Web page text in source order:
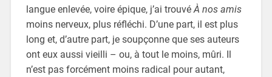
langue enlevée, voire épique, j’ai trouvéÀ nos amis
moins nerveux, plus réfléchi. D’une part, il est plus
long et, d’autre part, je soupçonne que ses auteurs
ont eux aussi vieilli – ou, à tout le moins, mûri. Il
n’est pas forcément moins radical pour autant,